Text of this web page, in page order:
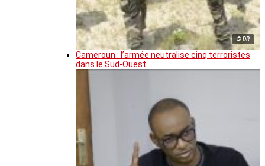
© DR
Cameroun : l’armée neutralise cinq terroristes
dans le Sud-Ouest